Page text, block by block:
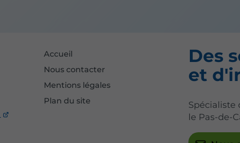
Accueil
Nous contacter
Mentions légales
Plan du site
Des
et
Spécialiste
le Pas-de-